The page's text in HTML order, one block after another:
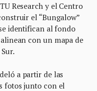
Research y el Centro
el “Bungalow”
identifican al fondo
con un mapa de
a partir de las
fotos junto con el